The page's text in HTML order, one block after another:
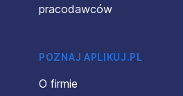
pracodawców
POZNAJ APLIKUJ.PL
O firmie